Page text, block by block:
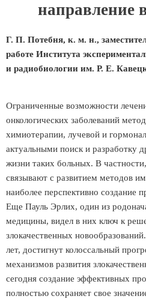
направление
Г. П. Потебня, к. м. н.,
работе Института
и радиобиологии им. Р. Е.
Ограниченные возможности
онкологических заболеваний
химиотерапии, лучевой и
актуальными поиск и разработку
жизни таких больных. В
связывают с развитием методов
наиболее перспективно создание
Еще Пауль Эрлих, один из
медицины, видел в них ключ к
злокачественных
лет, достигнут колоссальный
механизмов развития
сегодня создание эффективных
полностью сохраняет свое